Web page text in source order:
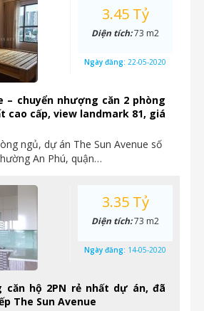
– chuyển nhượng căn 2 phòng
cao cấp, view landmark 81, giá
ngủ, dự án The Sun Avenue số
An Phú, quận…
3.45 Tỷ
Diện tích:73 m2
Ngày đăng: 22-05-2020
căn hộ 2PN rẻ nhất dự án, đã
The Sun Avenue
3.35 Tỷ
Diện tích:73 m2
Ngày đăng: 14-05-2020